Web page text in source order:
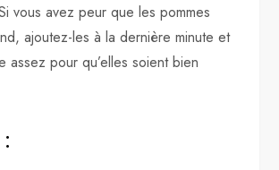
vous avez peur que les pommes
ajoutez-les à la dernière minute et
assez pour qu’elles soient bien